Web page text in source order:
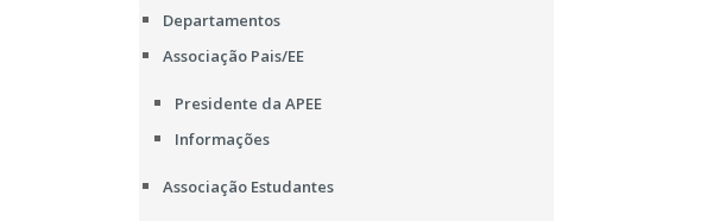
Departamentos
Associação Pais/EE
Presidente da APEE
Informações
Associação Estudantes
17
FEV